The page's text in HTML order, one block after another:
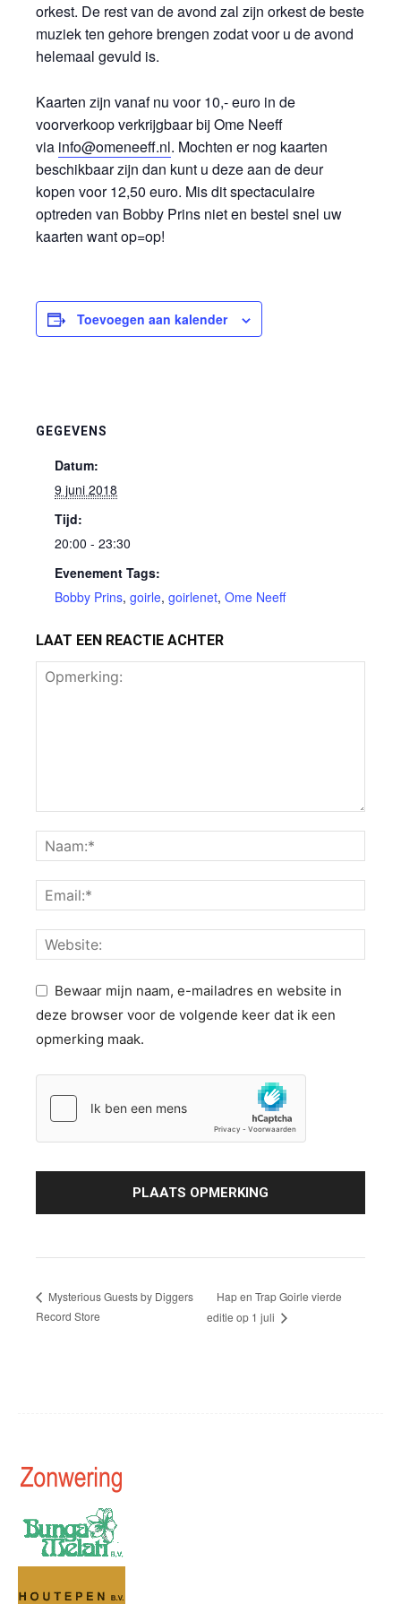
orkest. De rest van de avond zal zijn orkest de beste
muziek ten gehore brengen zodat voor u de avond
helemaal gevuld is.
Kaarten zijn vanaf nu voor 10,- euro in de
voorverkoop verkrijgbaar bij Ome Neeff
via info@omeneeff.nl. Mochten er nog kaarten
beschikbaar zijn dan kunt u deze aan de deur
kopen voor 12,50 euro. Mis dit spectaculaire
optreden van Bobby Prins niet en bestel snel uw
kaarten want op=op!
Toevoegen aan kalender
GEGEVENS
Datum:
9 juni 2018
Tijd:
20:00 - 23:30
Evenement Tags:
Bobby Prins, goirle, goirlenet, Ome Neeff
LAAT EEN REACTIE ACHTER
Bewaar mijn naam, e-mailadres en website in
deze browser voor de volgende keer dat ik een
opmerking maak.
Mysterious Guests by Diggers
Record Store
Hap en Trap Goirle vierde
editie op 1 juli